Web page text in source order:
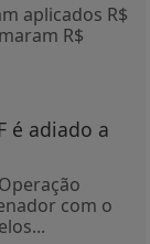
aplicados R$
R$
é adiado a
com o